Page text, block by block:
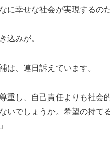
に幸せな社会が実現するの
込みが。
は、連日訴えています。
尊重し、自己責任よりも社
いでしょうか。希望の持て